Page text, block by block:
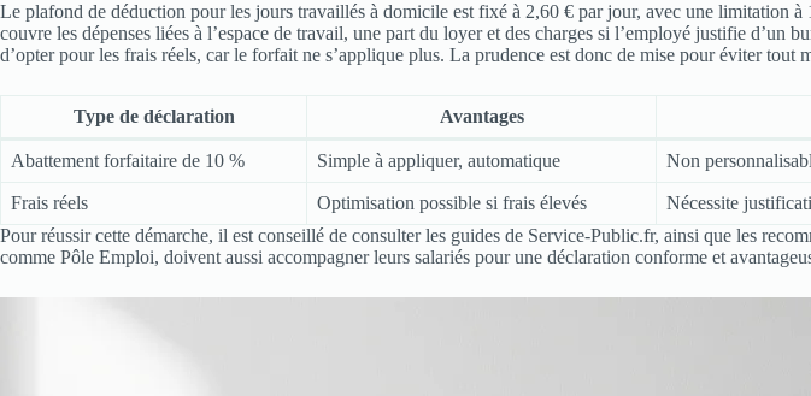
Le plafond de déduction pour les jours travaillés à domicile est fixé à 2,60 € par jour, avec une limitation
couvre les dépenses liées à l’espace de travail, une part du loyer et des charges si l’employé justifie
d’opter pour les frais réels, car le forfait ne s’applique plus. La prudence est donc de mise pour éviter
Type de déclaration Avantages
Abattement forfaitaire de 10 % Simple à appliquer, automatique Non
Frais réels Optimisation possible si frais élevés Nécessite
Pour réussir cette démarche, il est conseillé de consulter les guides de Service-Public.fr, ainsi que les
comme Pôle Emploi, doivent aussi accompagner leurs salariés pour une déclaration conforme et